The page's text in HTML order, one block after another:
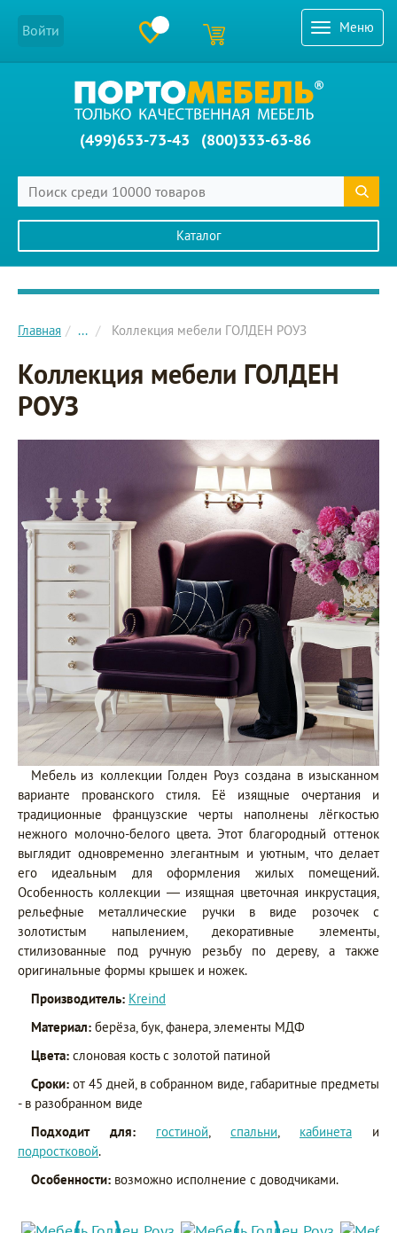
Меню
Войти
(499)653-73-43 (800)333-63-86
Каталог
Главное меню сайта
Главная ... Коллекция мебели ГОЛДЕН РОУЗ
Коллекция мебели ГОЛДЕН
РОУЗ
Мебель из коллекции Голден Роуз создана в изысканном
варианте прованского стиля. Её изящные очертания и
традиционные французские черты наполнены лёгкостью
нежного молочно-белого цвета. Этот благородный оттенок
выглядит одновременно элегантным и уютным, что делает
его идеальным для оформления жилых помещений.
Особенность коллекции — изящная цветочная инкрустация,
рельефные металлические ручки в виде розочек с
золотистым напылением, декоративные элементы,
стилизованные под ручную резьбу по дереву, а также
оригинальные формы крышек и ножек.
Производитель: Kreind
Материал: берёза, бук, фанера, элементы МДФ
Цвета: слоновая кость с золотой патиной
Сроки: от 45 дней, в собранном виде, габаритные предметы
- в разобранном виде
Подходит для:
гостиной спальни кабинета и
подростковой.
Особенности: возможно исполнение с доводчиками.